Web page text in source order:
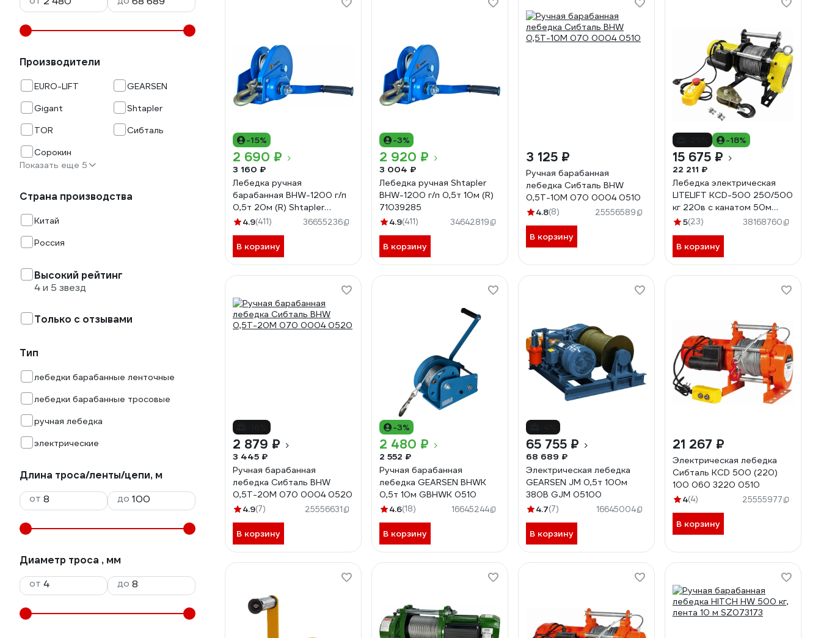
Производители
EURO-LIFT
GEARSEN
Gigant
Shtapler
TOR
Сибталь
Сорокин
Показать еще 5
Страна производства
Китай
Россия
Высокий рейтинг
4 и 5 звезд
Только с отзывами
Тип
лебедки барабанные ленточные
лебедки барабанные тросовые
ручная лебедка
электрические
Длина троса/ленты/цепи, м
от
до
Диаметр троса , мм
от
до
-15%
2 690 ₽
3 160 ₽
Лебедка ручная
барабанная BHW-1200 г/п
0,5т 20м (R) Shtapler
71056910
4.9(411) 36655236
В корзину
-3%
2 920 ₽
3 004 ₽
Лебедка ручная Shtapler
BHW-1200 г/п 0,5т 10м (R)
71039285
4.9(411) 34642819
В корзину
3 125 ₽
Ручная барабанная
лебедка Сибталь BHW
0,5Т-10М 070 0004 0510
4.8(8) 25556589
В корзину
-18%
15 675 ₽
22 211 ₽
Лебедка электрическая
LITELIFT KCD-500 250/500
кг 220в с канатом 50м
kcd50050m220
5(23) 38168760
В корзину
2 879 ₽
3 445 ₽
Ручная барабанная
лебедка Сибталь BHW
0,5Т-20М 070 0004 0520
4.9(7) 25556631
В корзину
-3%
2 480 ₽
2 552 ₽
Ручная барабанная
лебедка GEARSEN BHWK
0,5т 10м GBHWK 0510
4.6(18) 16645244
В корзину
65 755 ₽
68 689 ₽
Электрическая лебедка
GEARSEN JM 0,5т 100м
380В GJM 05100
4.7(7) 16645004
В корзину
21 267 ₽
Электрическая лебедка
Сибталь KCD 500 (220)
100 060 3220 0510
4(4) 25555977
В корзину